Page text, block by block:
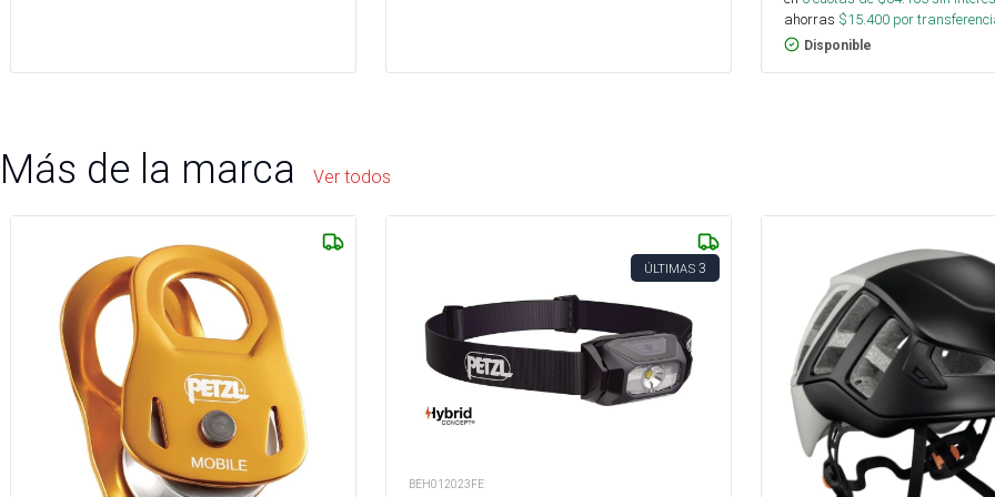
ahorras $15.400 por
Disponible
Más de la marca Ver todos
ÚLTIMAS 3
BEH012023FE